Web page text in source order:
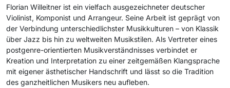
Florian Willeitner ist ein vielfach ausgezeichneter deutscher
Violinist, Komponist und Arrangeur. Seine Arbeit ist geprägt von
der Verbindung unterschiedlichster Musikkulturen – von Klassik
über Jazz bis hin zu weltweiten Musikstilen. Als Vertreter eines
postgenre-orientierten Musikverständnisses verbindet er
Kreation und Interpretation zu einer zeitgemäßen Klangsprache
mit eigener ästhetischer Handschrift und lässt so die Tradition
des ganzheitlichen Musikers neu aufleben.